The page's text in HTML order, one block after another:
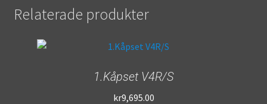
Relaterade produkter
1.Kåpset V4R/S
kr9,695.00